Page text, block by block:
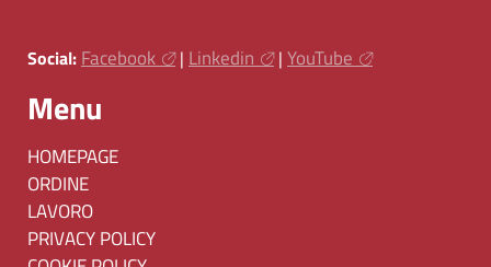
Social: Facebook | Linkedin | YouTube
Menu
HOMEPAGE
ORDINE
LAVORO
PRIVACY POLICY